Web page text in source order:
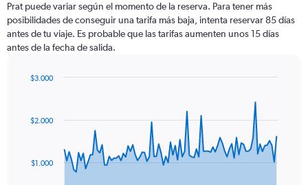
Prat puede variar según el momento de la reserva. Para tener más
posibilidades de conseguir una tarifa más baja, intenta reservar 85 días
antes de tu viaje. Es probable que las tarifas aumenten unos 15 días
antes de la fecha de salida.
data
The
$1.000
$2.000
$3.000